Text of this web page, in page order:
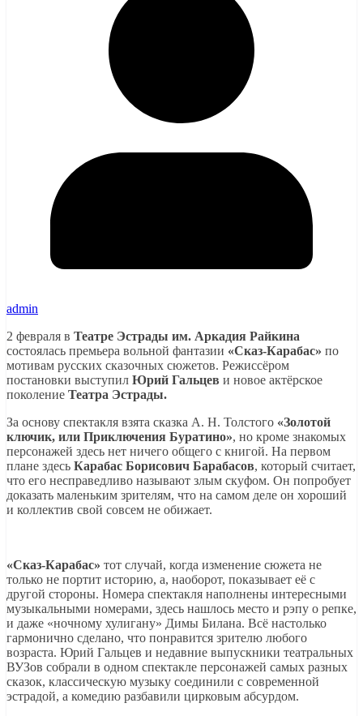
admin
2 февраля в Театре Эстрады им. Аркадия Райкина
состоялась премьера вольной фантазии «Сказ-Карабас» по
мотивам русских сказочных сюжетов. Режиссёром
постановки выступил Юрий Гальцев и новое актёрское
поколение Театра Эстрады.
За основу спектакля взята сказка А. Н. Толстого «Золотой
ключик, или Приключения Буратино», но кроме знакомых
персонажей здесь нет ничего общего с книгой. На первом
плане здесь Карабас Борисович Барабасов, который считает,
что его несправедливо называют злым скуфом. Он попробует
доказать маленьким зрителям, что на самом деле он хороший
и коллектив свой совсем не обижает.
«Сказ-Карабас» тот случай, когда изменение сюжета не
только не портит историю, а, наоборот, показывает её с
другой стороны. Номера спектакля наполнены интересными
музыкальными номерами, здесь нашлось место и рэпу о репке,
и даже «ночному хулигану» Димы Билана. Всё настолько
гармонично сделано, что понравится зрителю любого
возраста. Юрий Гальцев и недавние выпускники театральных
ВУЗов собрали в одном спектакле персонажей самых разных
сказок, классическую музыку соединили с современной
эстрадой, а комедию разбавили цирковым абсурдом.